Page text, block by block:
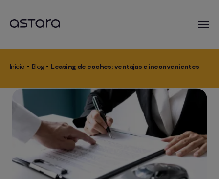
Pasar
contenido
Ruta
navegación
Inicio Blog Leasing de coches: ventajas e inconvenientes